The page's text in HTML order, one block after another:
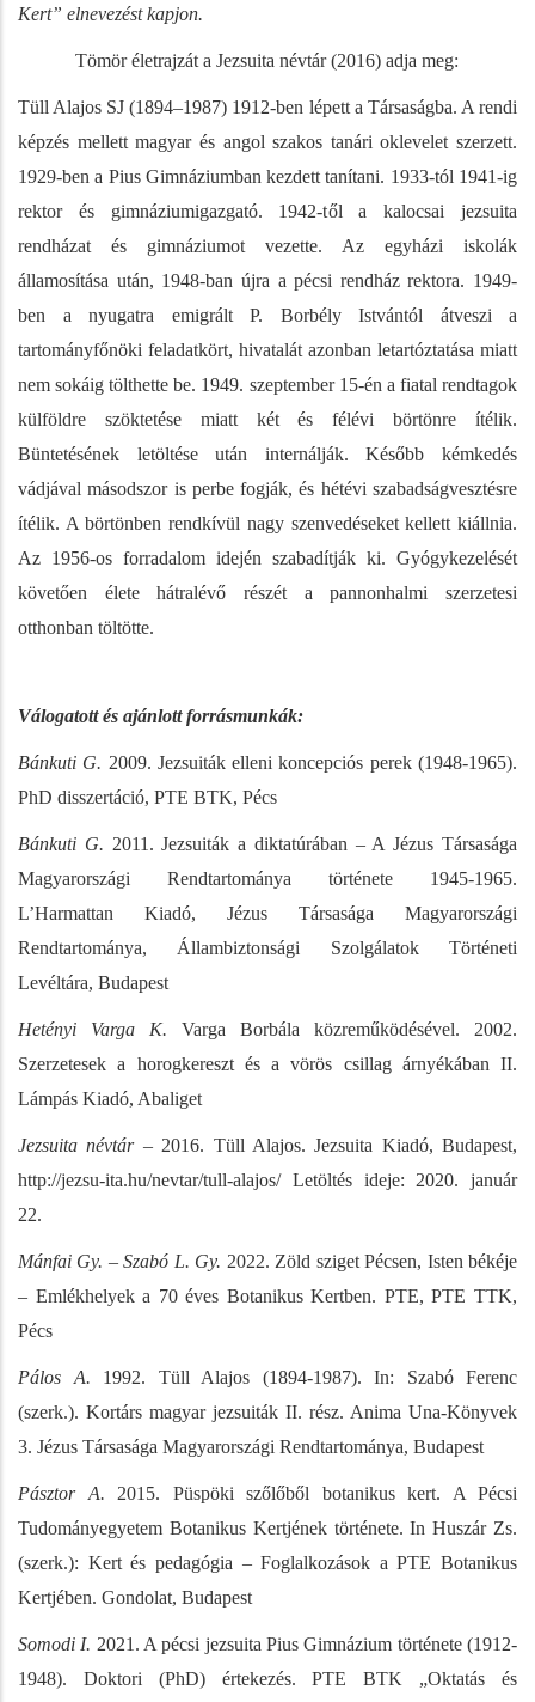
Kert” elnevezést kapjon.
Tömör életrajzát a Jezsuita névtár (2016) adja meg:
Tüll Alajos SJ (1894–1987) 1912-ben lépett a Társaságba. A rendi
képzés mellett magyar és angol szakos tanári oklevelet szerzett.
1929-ben a Pius Gimnáziumban kezdett tanítani. 1933-tól 1941-ig
rektor és gimnáziumigazgató. 1942-től a kalocsai jezsuita
rendházat és gimnáziumot vezette. Az egyházi iskolák
államosítása után, 1948-ban újra a pécsi rendház rektora. 1949-
ben a nyugatra emigrált P. Borbély Istvántól átveszi a
tartományfőnöki feladatkört, hivatalát azonban letartóztatása miatt
nem sokáig tölthette be. 1949. szeptember 15-én a fiatal rendtagok
külföldre szöktetése miatt két és félévi börtönre ítélik.
Büntetésének letöltése után internálják. Később kémkedés
vádjával másodszor is perbe fogják, és hétévi szabadságvesztésre
ítélik. A börtönben rendkívül nagy szenvedéseket kellett kiállnia.
Az 1956-os forradalom idején szabadítják ki. Gyógykezelését
követően élete hátralévő részét a pannonhalmi szerzetesi
otthonban töltötte.
Válogatott és ajánlott forrásmunkák:
Bánkuti G. 2009. Jezsuiták elleni koncepciós perek (1948-1965).
PhD disszertáció, PTE BTK, Pécs
Bánkuti G. 2011. Jezsuiták a diktatúrában – A Jézus Társasága
Magyarországi Rendtartománya története 1945-1965.
L’Harmattan Kiadó, Jézus Társasága Magyarországi
Rendtartománya, Állambiztonsági Szolgálatok Történeti
Levéltára, Budapest
Hetényi Varga K. Varga Borbála közreműködésével. 2002.
Szerzetesek a horogkereszt és a vörös csillag árnyékában II.
Lámpás Kiadó, Abaliget
Jezsuita névtár – 2016. Tüll Alajos. Jezsuita Kiadó, Budapest,
http://jezsu-ita.hu/nevtar/tull-alajos/ Letöltés ideje: 2020. január
22.
Mánfai Gy. – Szabó L. Gy. 2022. Zöld sziget Pécsen, Isten békéje
– Emlékhelyek a 70 éves Botanikus Kertben. PTE, PTE TTK,
Pécs
Pálos A. 1992. Tüll Alajos (1894-1987). In: Szabó Ferenc
(szerk.). Kortárs magyar jezsuiták II. rész. Anima Una-Könyvek
3. Jézus Társasága Magyarországi Rendtartománya, Budapest
Pásztor A. 2015. Püspöki szőlőből botanikus kert. A Pécsi
Tudományegyetem Botanikus Kertjének története. In Huszár Zs.
(szerk.): Kert és pedagógia – Foglalkozások a PTE Botanikus
Kertjében. Gondolat, Budapest
Somodi I. 2021. A pécsi jezsuita Pius Gimnázium története (1912-
1948). Doktori (PhD) értekezés. PTE BTK „Oktatás és